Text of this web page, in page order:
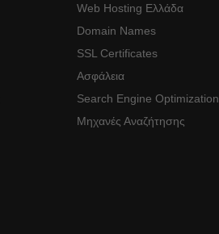
Web Hosting Ελλάδα
Domain Names
SSL Certificates
Ασφάλεια
Search Engine Optimization
Μηχανές Αναζήτησης